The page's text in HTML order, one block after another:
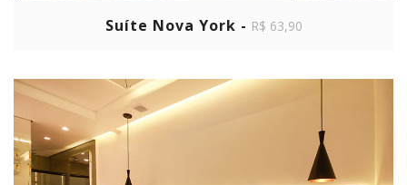
Suíte Nova York - R$ 63,90